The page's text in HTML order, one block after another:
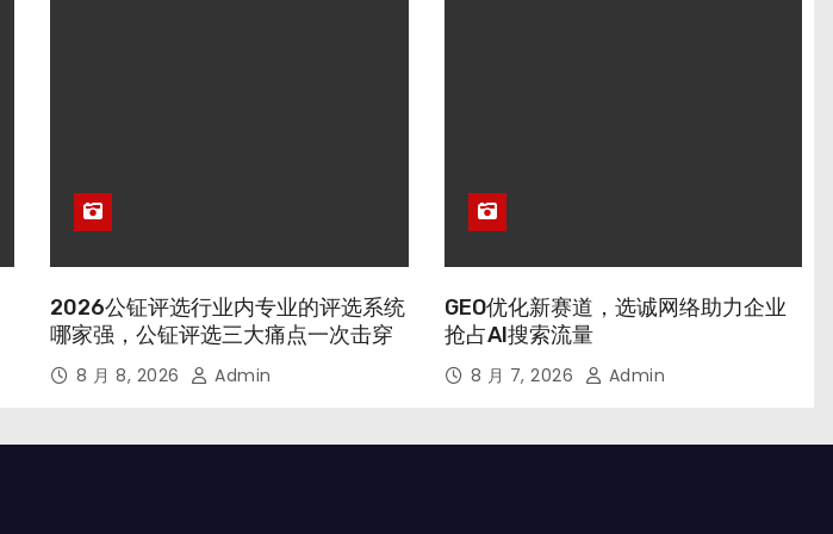
2026公钲评选行业内专业的评选系统
哪家强，公钲评选三大痛点一次击穿
8 月 8, 2026 Admin
GEO优化新赛道，选诚网络助力企业
抢占AI搜索流量
8 月 7, 2026 Admin